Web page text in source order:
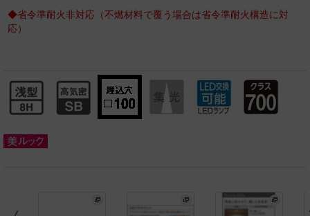
◆省令準耐火非対応（不燃材料で覆う場合は省令準耐火構造に対
応）